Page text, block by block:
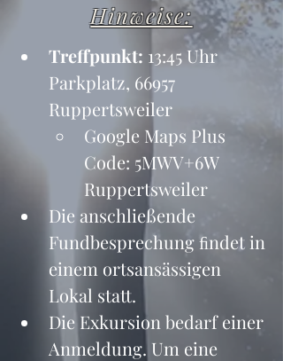
Hinweise:
Treffpunkt: 13:45 Uhr
Parkplatz, 66957
Ruppertsweiler
Google Maps Plus
Code: 5MWV+6W
Ruppertsweiler
Die anschließende
Fundbesprechung ﬁndet in
einem ortsansässigen
Lokal statt.
Die Exkursion bedarf einer
Anmeldung. Um eine